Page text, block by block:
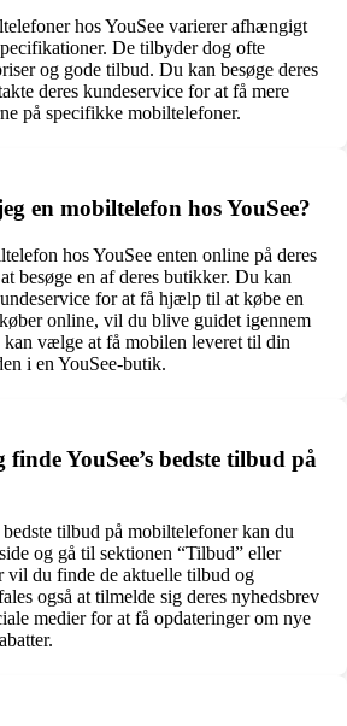
hos YouSee varierer afhængigt
De tilbyder dog ofte
og gode tilbud. Du kan besøge deres
deres kundeservice for at få mere
på specifikke mobiltelefoner.
en mobiltelefon hos YouSee?
hos YouSee enten online på deres
besøge en af deres butikker. Du kan
for at få hjælp til at købe en
online, vil du blive guidet igennem
kan vælge at få mobilen leveret til din
i en YouSee-butik.
YouSee’s bedste tilbud på
bedste tilbud på mobiltelefoner kan du
og gå til sektionen “Tilbud” eller
vil du finde de aktuelle tilbud og
også at tilmelde sig deres nyhedsbrev
medier for at få opdateringer om nye